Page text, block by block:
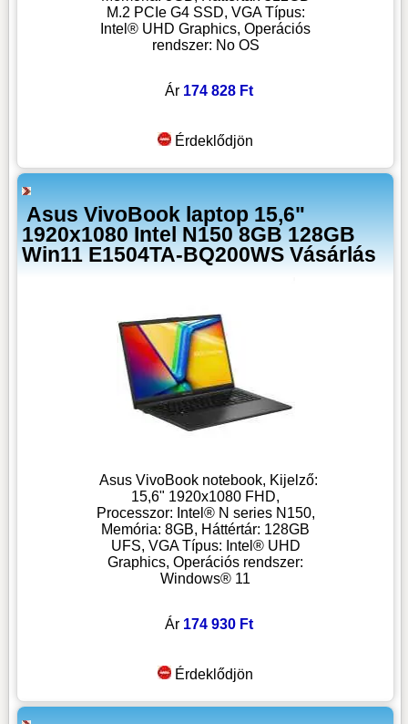
M.2 PCIe G4 SSD, VGA Típus:
Intel® UHD Graphics, Operációs
rendszer: No OS
Ár 174 828 Ft
Érdeklődjön
Asus VivoBook laptop 15,6"
1920x1080 Intel N150 8GB 128GB
Win11 E1504TA-BQ200WS Vásárlás
Asus VivoBook notebook, Kijelző:
15,6" 1920x1080 FHD,
Processzor: Intel® N series N150,
Memória: 8GB, Háttértár: 128GB
UFS, VGA Típus: Intel® UHD
Graphics, Operációs rendszer:
Windows® 11
Ár 174 930 Ft
Érdeklődjön